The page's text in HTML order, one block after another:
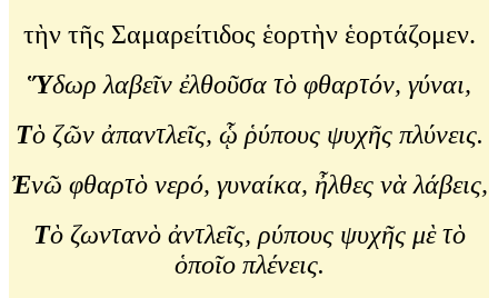
τὴν τῆς Σαμαρείτιδος ἑορτὴν ἑορτάζομεν.
Ὕδωρ λαβεῖν ἐλθοῦσα τὸ φθαρτόν, γύναι,
Τὸ ζῶν ἀπαντλεῖς, ᾧ ῥύπους ψυχῆς πλύνεις.
Ἐνῶ φθαρτὸ νερό, γυναίκα, ἦλθες νὰ λάβεις,
Τὸ ζωντανὸ ἀντλεῖς, ρύπους ψυχῆς μὲ τὸ
ὁποῖο πλένεις.